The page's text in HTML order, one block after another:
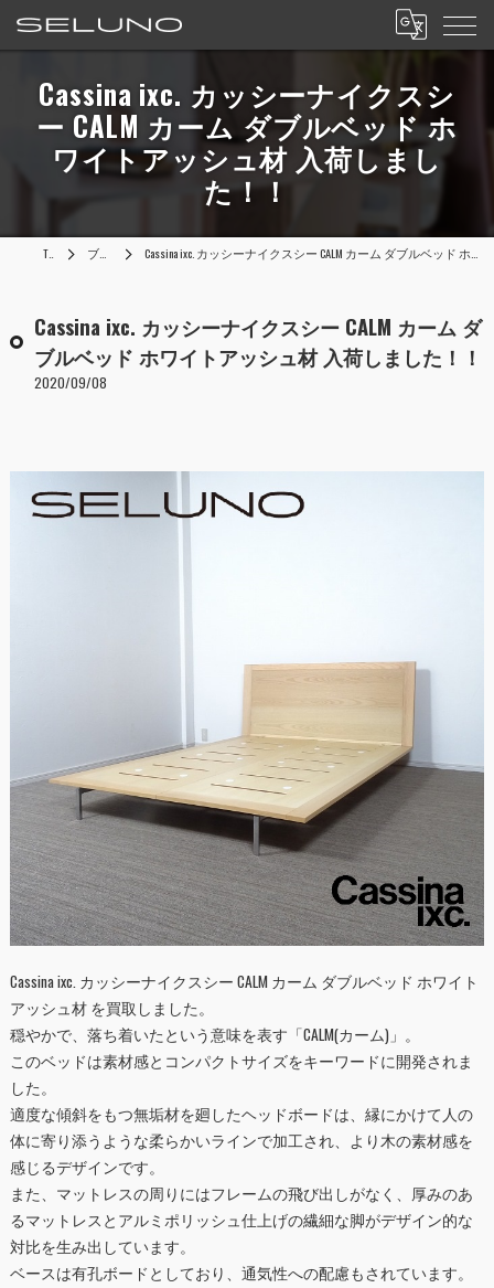
Cassina ixc. カッシーナイクスシ
ー CALM カーム ダブルベッド ホ
ワイトアッシュ材 入荷しまし
た！！
TOP ブログ Cassina ixc. カッシーナイクスシー CALM カーム ダブルベッド ホワイトアッシュ材 入荷しました！！
Cassina ixc. カッシーナイクスシー CALM カーム ダ
ブルベッド ホワイトアッシュ材 入荷しました！！
2020/09/08
Cassina ixc. カッシーナイクスシー CALM カーム ダブルベッド ホワイト
アッシュ材 を買取しました。
穏やかで、落ち着いたという意味を表す「CALM(カーム)」。
このベッドは素材感とコンパクトサイズをキーワードに開発されま
した。
適度な傾斜をもつ無垢材を廻したヘッドボードは、縁にかけて人の
体に寄り添うような柔らかいラインで加工され、より木の素材感を
感じるデザインです。
また、マットレスの周りにはフレームの飛び出しがなく、厚みのあ
るマットレスとアルミポリッシュ仕上げの繊細な脚がデザイン的な
対比を生み出しています。
ベースは有孔ボードとしており、通気性への配慮もされています。